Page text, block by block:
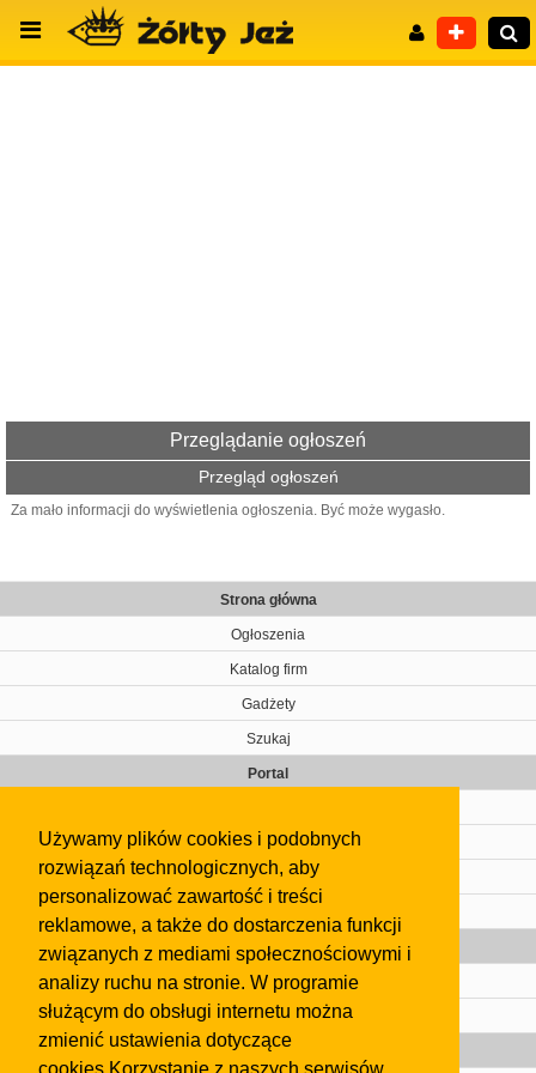
Używamy plików cookies i podobnych
rozwiązań technologicznych, aby
personalizować zawartość i treści
reklamowe, a także do dostarczenia funkcji
związanych z mediami społecznościowymi i
analizy ruchu na stronie. W programie
służącym do obsługi internetu można
zmienić ustawienia dotyczące
Przeglądanie ogłoszeń
Przegląd ogłoszeń
Za mało informacji do wyświetlenia ogłoszenia. Być może wygasło.
Strona główna
Ogłoszenia
Katalog firm
Gadżety
Szukaj
Portal
Kontakt
Regulamin
Gazeta
Olkusz
Kontakt
Strefa dla biznesu